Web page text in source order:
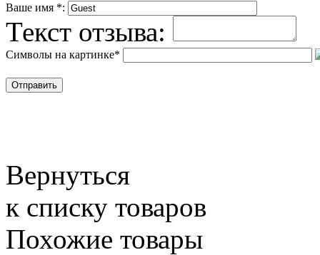
Ваше имя *:
Текст отзыва:
Символы на картинке*
Вернуться
к списку товаров
Похожие товары